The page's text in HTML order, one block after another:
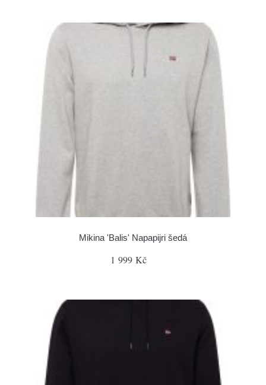
Mikina 'Balis' Napapijri šedá
1 999 Kč